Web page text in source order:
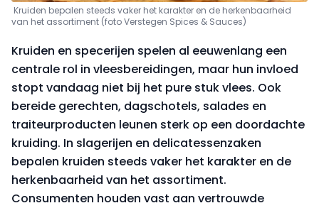
Kruiden bepalen steeds vaker het karakter en de herkenbaarheid
van het assortiment (foto Verstegen Spices & Sauces)
Kruiden en specerijen spelen al eeuwenlang een
centrale rol in vleesbereidingen, maar hun invloed
stopt vandaag niet bij het pure stuk vlees. Ook
bereide gerechten, dagschotels, salades en
traiteurproducten leunen sterk op een doordachte
kruiding. In slagerijen en delicatessenzaken
bepalen kruiden steeds vaker het karakter en de
herkenbaarheid van het assortiment.
Consumenten houden vast aan vertrouwde